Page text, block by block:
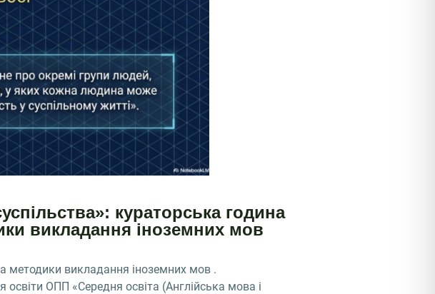
кураторська година
викладання іноземних мов
методики викладання іноземних мов .
ОПП «Середня освіта (Англійська мова і